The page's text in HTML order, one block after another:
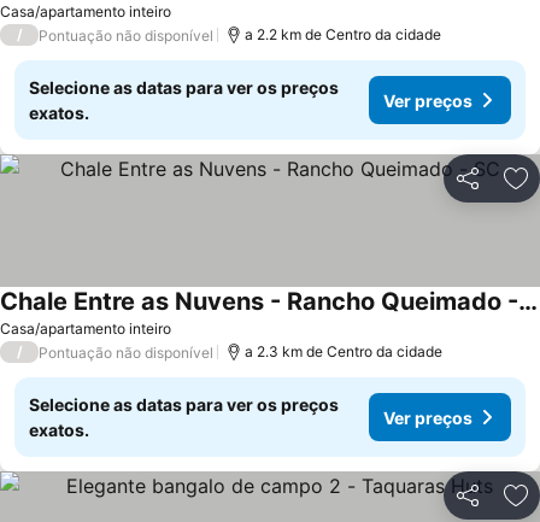
Casa/apartamento inteiro
/ Pontuação não disponível a 2.2 km de Centro da cidade
Selecione as datas para ver os preços
exatos.
Ver preços
Partilhar
Casa/apartamento inteiro
Chale Entre as Nuvens - Rancho Queimado - SC
/ Pontuação não disponível a 2.3 km de Centro da cidade
Selecione as datas para ver os preços
exatos.
Ver preços
Partilhar